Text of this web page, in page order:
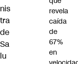
nis
tra
de
Sa
lu
revela
caída
de
67%
en